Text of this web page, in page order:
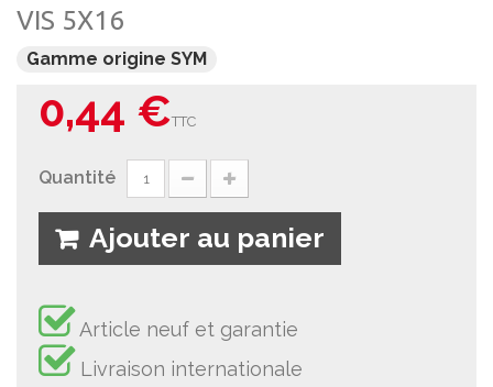
VIS 5X16
Gamme origine SYM
0,44 €TTC
Quantité
Ajouter au panier
Article neuf et garantie
Livraison internationale